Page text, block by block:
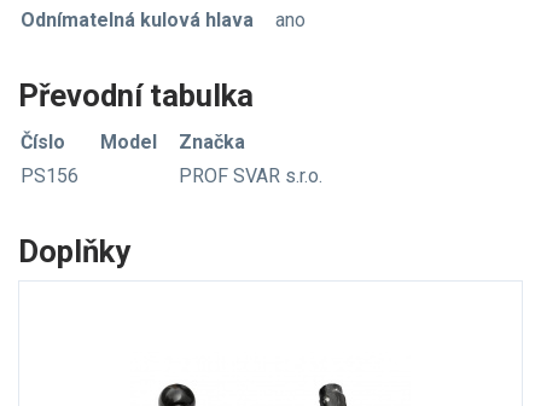
Odnímatelná kulová hlava
ano
Převodní tabulka
Číslo Model
Značka
PS156
PROF SVAR s.r.o.
Doplňky